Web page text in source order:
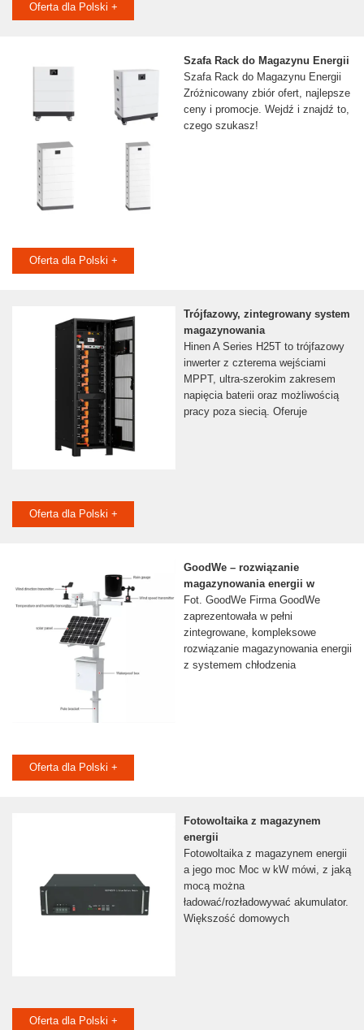
Oferta dla Polski +
Szafa Rack do Magazynu Energii
Szafa Rack do Magazynu Energii
Zróżnicowany zbiór ofert, najlepsze
ceny i promocje. Wejdź i znajdź to,
czego szukasz!
Oferta dla Polski +
Trójfazowy, zintegrowany system
magazynowania
Hinen A Series H25T to trójfazowy
inwerter z czterema wejściami
MPPT, ultra-szerokim zakresem
napięcia baterii oraz możliwością
pracy poza siecią. Oferuje
Oferta dla Polski +
GoodWe – rozwiązanie
magazynowania energii w
Fot. GoodWe Firma GoodWe
zaprezentowała w pełni
zintegrowane, kompleksowe
rozwiązanie magazynowania energii
z systemem chłodzenia
Oferta dla Polski +
Fotowoltaika z magazynem
energii
Fotowoltaika z magazynem energii
a jego moc Moc w kW mówi, z jaką
mocą można
ładować/rozładowywać akumulator.
Większość domowych
Oferta dla Polski +